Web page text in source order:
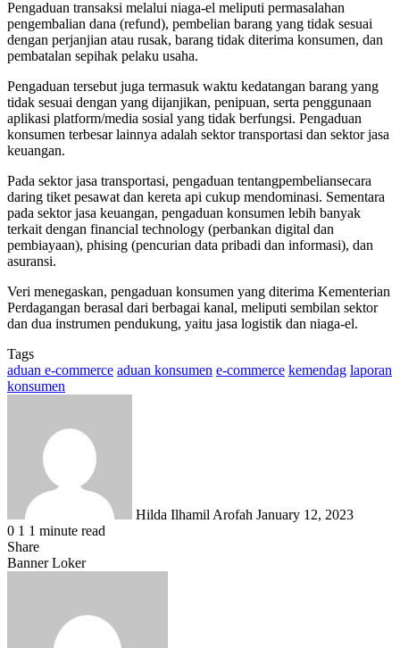
Pengaduan transaksi melalui niaga-el meliputi permasalahan
pengembalian dana (refund), pembelian barang yang tidak sesuai
dengan perjanjian atau rusak, barang tidak diterima konsumen, dan
pembatalan sepihak pelaku usaha.
Pengaduan tersebut juga termasuk waktu kedatangan barang yang
tidak sesuai dengan yang dijanjikan, penipuan, serta penggunaan
aplikasi platform/media sosial yang tidak berfungsi. Pengaduan
konsumen terbesar lainnya adalah sektor transportasi dan sektor jasa
keuangan.
Pada sektor jasa transportasi, pengaduan tentangpembeliansecara
daring tiket pesawat dan kereta api cukup mendominasi. Sementara
pada sektor jasa keuangan, pengaduan konsumen lebih banyak
terkait dengan financial technology (perbankan digital dan
pembiayaan), phising (pencurian data pribadi dan informasi), dan
asuransi.
Veri menegaskan, pengaduan konsumen yang diterima Kementerian
Perdagangan berasal dari berbagai kanal, meliputi sembilan sektor
dan dua instrumen pendukung, yaitu jasa logistik dan niaga-el.
Tags
aduan e-commerce aduan konsumen e-commerce kemendag laporan
konsumen
Hilda Ilhamil Arofah January 12, 2023
0 1 1 minute read
Share
Facebook
X
LinkedIn
WhatsApp
Share
Banner Loker